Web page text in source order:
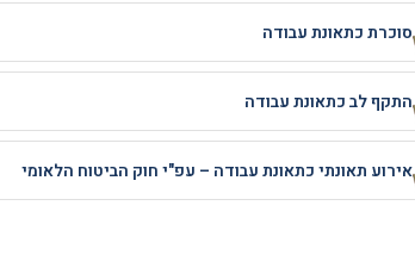
סוכרת כתאונת עבודה
התקף לב כתאונת עבודה
אירוע תאונתי כתאונת עבודה – עפ"י חוק הביטוח הלאומי